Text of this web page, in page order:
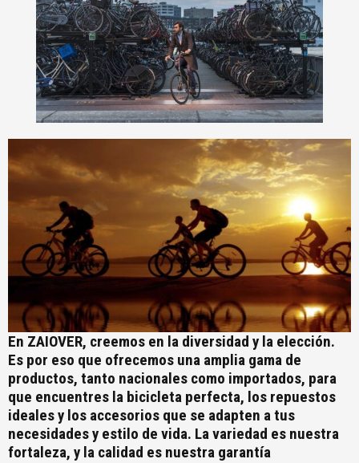
En ZAIOVER, creemos en la diversidad y la elección.
Es por eso que ofrecemos una amplia gama de
productos, tanto nacionales como importados, para
que encuentres la bicicleta perfecta, los repuestos
ideales y los accesorios que se adapten a tus
necesidades y estilo de vida. La variedad es nuestra
fortaleza, y la calidad es nuestra garantía